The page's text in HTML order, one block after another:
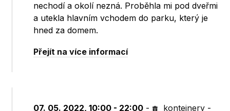
nechodí a okolí nezná. Proběhla mi pod dveřmi
a utekla hlavním vchodem do parku, který je
hned za domem.
Přejít na více informací
07. 05. 2022, 10:00 - 22:00 - kontejnery -